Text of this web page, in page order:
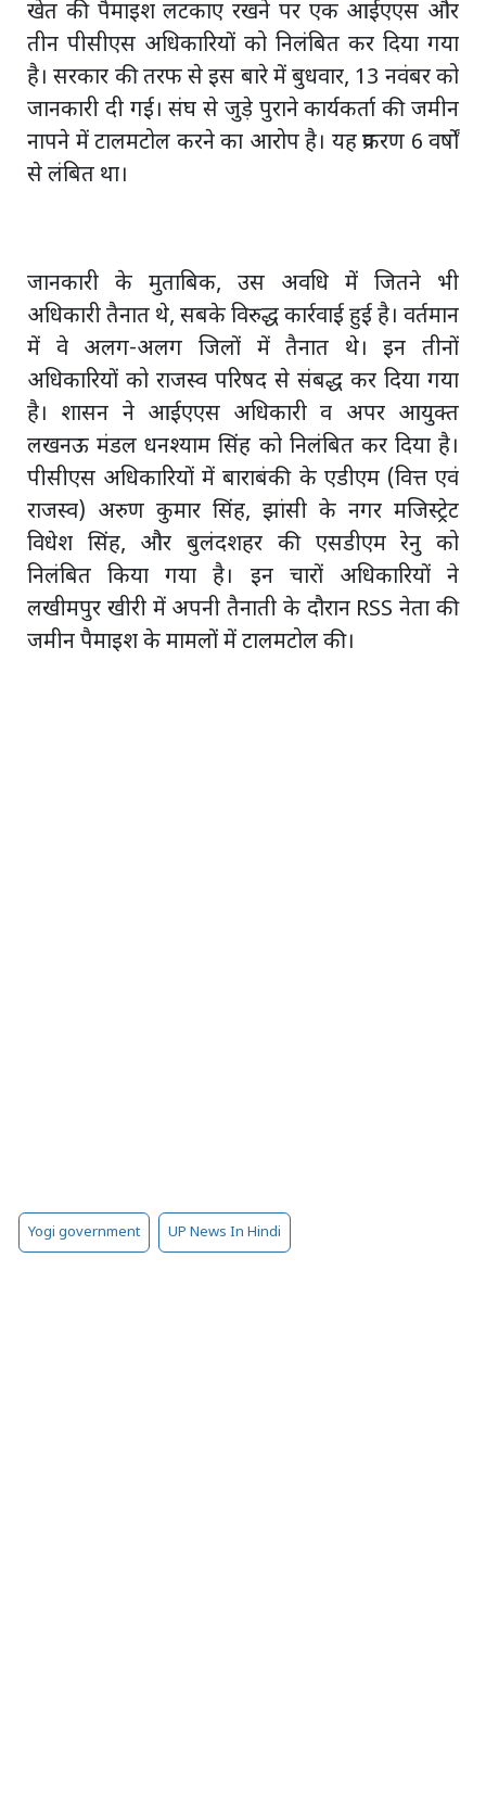
खेत की पैमाइश लटकाए रखने पर एक आईएएस और
तीन पीसीएस अधिकारियों को निलंबित कर दिया गया
है। सरकार की तरफ से इस बारे में बुधवार, 13 नवंबर को
जानकारी दी गई। संघ से जुड़े पुराने कार्यकर्ता की जमीन
नापने में टालमटोल करने का आरोप है। यह प्रकरण 6 वर्षों
से लंबित था।
जानकारी के मुताबिक, उस अवधि में जितने भी
अधिकारी तैनात थे, सबके विरुद्ध कार्रवाई हुई है। वर्तमान
में वे अलग-अलग जिलों में तैनात थे। इन तीनों
अधिकारियों को राजस्व परिषद से संबद्ध कर दिया गया
है। शासन ने आईएएस अधिकारी व अपर आयुक्त
लखनऊ मंडल धनश्याम सिंह को निलंबित कर दिया है।
पीसीएस अधिकारियों में बाराबंकी के एडीएम (वित्त एवं
राजस्व) अरुण कुमार सिंह, झांसी के नगर मजिस्ट्रेट
विधेश सिंह, और बुलंदशहर की एसडीएम रेनु को
निलंबित किया गया है। इन चारों अधिकारियों ने
लखीमपुर खीरी में अपनी तैनाती के दौरान RSS नेता की
जमीन पैमाइश के मामलों में टालमटोल की।
Yogi government UP News In Hindi